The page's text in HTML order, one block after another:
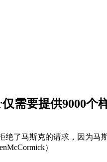
需要提供9000个
了马斯克的请求，因为
）